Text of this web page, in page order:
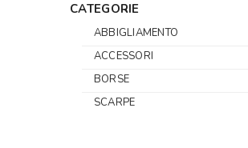
CATEGORIE
ABBIGLIAMENTO
ACCESSORI
BORSE
SCARPE